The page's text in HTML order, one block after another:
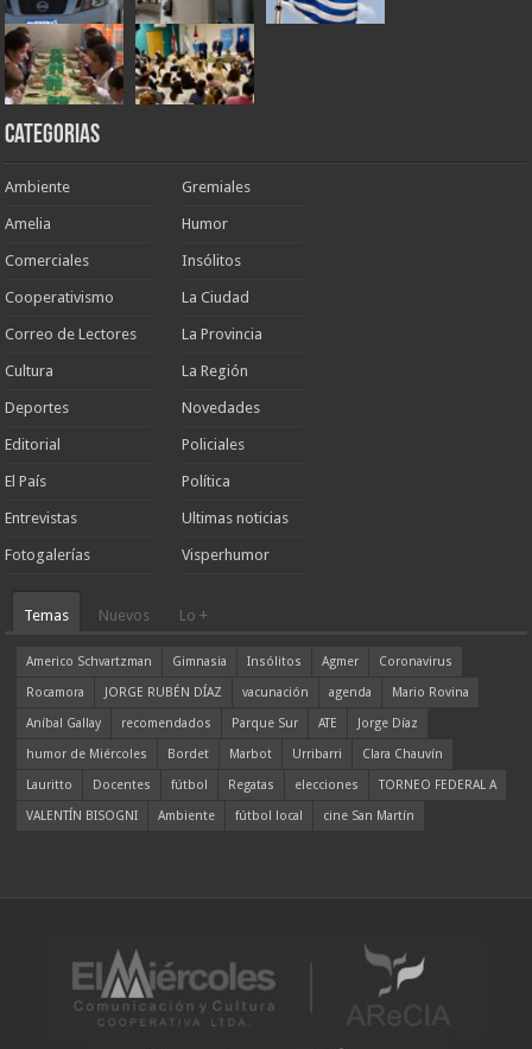
Categorias
Ambiente
Amelia
Comerciales
Cooperativismo
Correo de Lectores
Cultura
Deportes
Editorial
El País
Entrevistas
Fotogalerías
Gremiales
Humor
Insólitos
La Ciudad
La Provincia
La Región
Novedades
Policiales
Política
Ultimas noticias
Visperhumor
Temas Nuevos Lo +
Americo Schvartzman Gimnasia Insólitos Agmer
Coronavirus
Rocamora
JORGE RUBÉN DÍAZ vacunación agenda
Mario Rovina
Aníbal Gallay
recomendados Parque Sur ATE
Jorge Díaz
humor de Miércoles
Bordet Marbot Urribarri
Clara Chauvín
Lauritto
Docentes fútbol Regatas elecciones
TORNEO FEDERAL A
VALENTÍN BISOGNI
Ambiente fútbol local cine San Martín